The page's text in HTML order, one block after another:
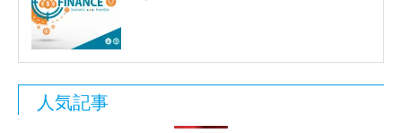
人気記事